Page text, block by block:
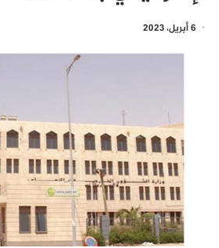
6 أبريل، 2023